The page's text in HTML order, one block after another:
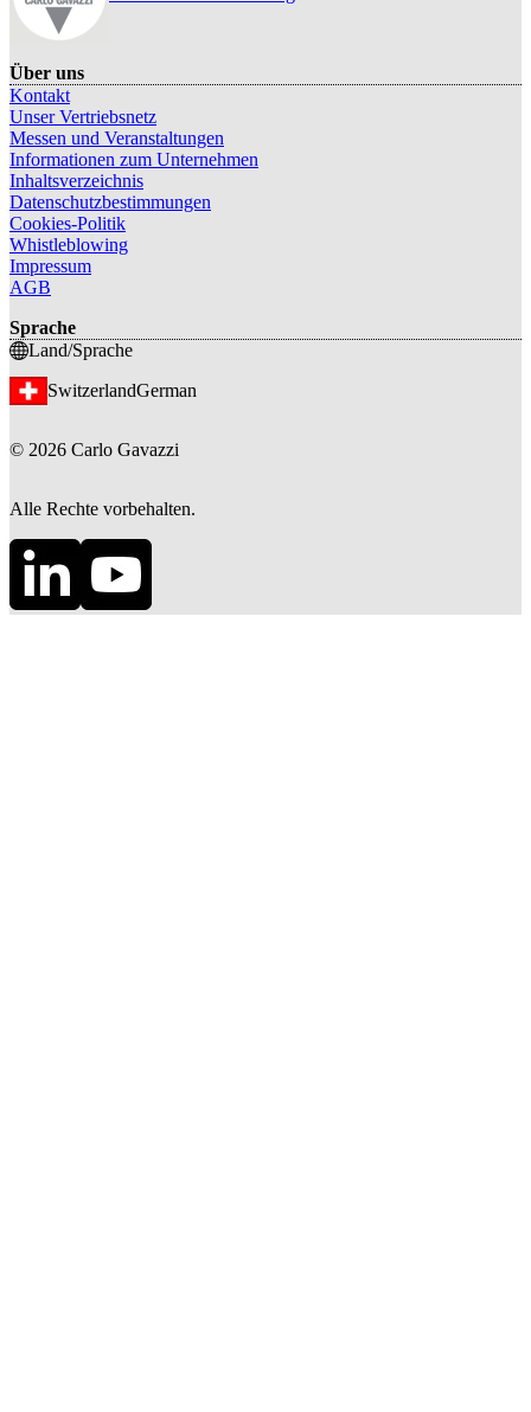
Über uns
Kontakt
Unser Vertriebsnetz
Messen und Veranstaltungen
Informationen zum Unternehmen
Inhaltsverzeichnis
Datenschutzbestimmungen
Cookies-Politik
Whistleblowing
Impressum
AGB
Sprache
Land/Sprache
SwitzerlandGerman
© 2026 Carlo Gavazzi
Alle Rechte vorbehalten.